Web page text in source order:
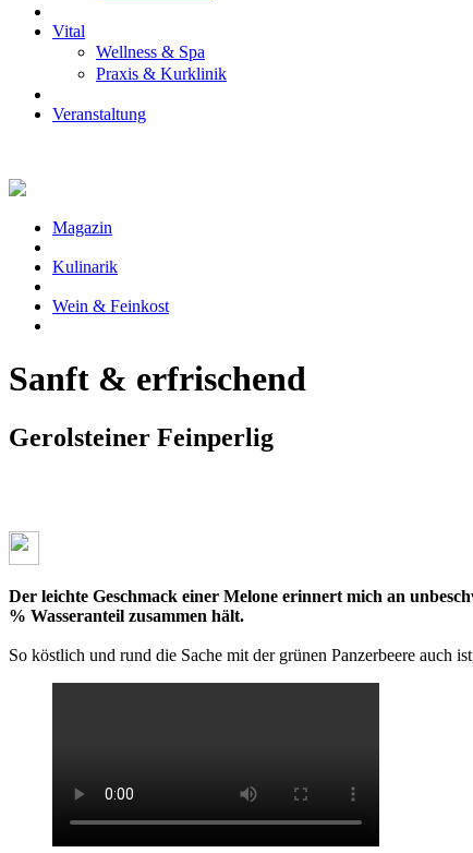
Vital
Wellness & Spa
Praxis & Kurklinik
Veranstaltung
Magazin
Kulinarik
Wein & Feinkost
Sanft & erfrischend
Gerolsteiner Feinperlig
Der leichte Geschmack einer Melone erinnert mich an
% Wasseranteil zusammen hält.
So köstlich und rund die Sache mit der grünen Panzerbeere auch